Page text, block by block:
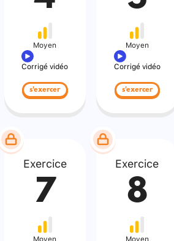
Moyen
Corrigé vidéo
s'exercer
Moyen
Corrigé vidéo
s'exercer
Exercice
7
Exercice
8